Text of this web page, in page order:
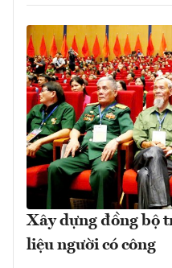
Xây dựng đồng bộ
liệu người có công